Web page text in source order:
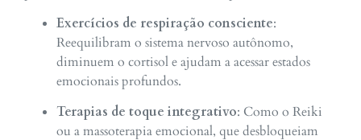
Exercícios de respiração consciente:
Reequilibram o sistema nervoso autônomo,
diminuem o cortisol e ajudam a acessar estados
emocionais profundos.
Terapias de toque integrativo: Como o Reiki
ou a massoterapia emocional, que desbloqueiam